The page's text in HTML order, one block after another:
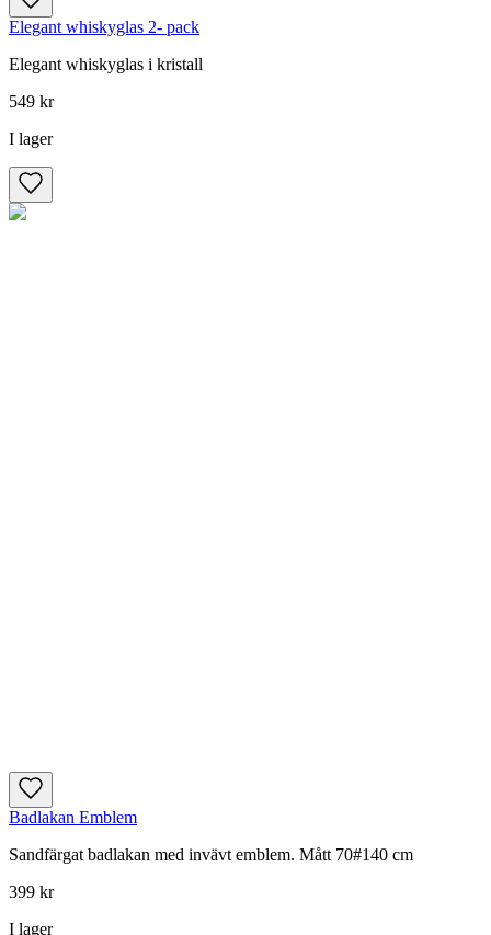
Elegant whiskyglas 2- pack
Elegant whiskyglas i kristall
549 kr
I lager
Badlakan Emblem
Sandfärgat badlakan med invävt emblem. Mått 70#140 cm
399 kr
I lager